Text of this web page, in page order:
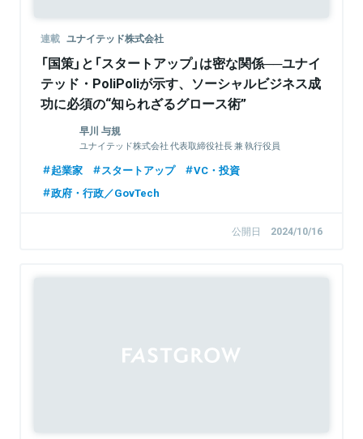
連載 ユナイテッド株式会社
「国策」と「スタートアップ」は密な関係──ユナイ
テッド・PoliPoliが示す、ソーシャルビジネス成
功に必須の“知られざるグロース術”
早川 与規
ユナイテッド株式会社 代表取締役社長 兼 執行役員
起業家 スタートアップ
VC・投資
政府・行政／GovTech
公開日 2024/10/16